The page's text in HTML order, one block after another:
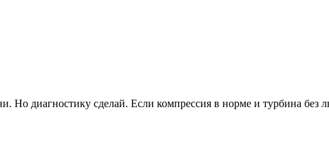
Но диагностику сделай. Если компрессия в норме и турбина без